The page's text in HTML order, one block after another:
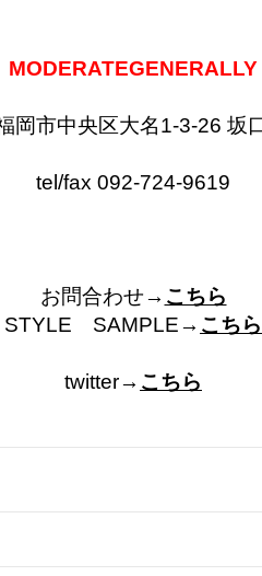
MODERATEGENERALLY
岡市中央区大名1-3-26 坂
tel/fax 092-724-9619
お問合わせ→ こちら
STYLE SAMPLE→ こちら
twitter→ こちら